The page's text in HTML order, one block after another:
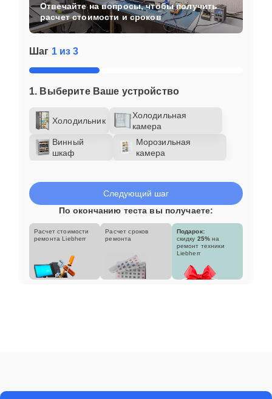
Шаг 1 из 3
1. Выберите Ваше устройство
Холодильник
Холодильная
камера
Винный
шкаф
Морозильная
камера
Отвечайте на вопросы, чтобы получить
расчет стоимости и сроков
Следующий шаг
По окончанию теста вы получаете:
Расчет стоимости
ремонта Liebherr
Расчет сроков
ремонта
Подарок:
скидку 25% на
ремонт техники
Liebherr